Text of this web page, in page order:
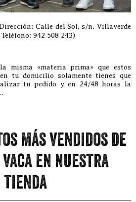
Calle del Sol, s/n. Villaverde
942 508 243)
misma «materia prima» que estos
tu domicilio solamente tienes que
tu pedido y en 24/48 horas la
más vendidos de
en nuestra
tienda